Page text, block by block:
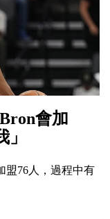
會加
盟76人，過程中有